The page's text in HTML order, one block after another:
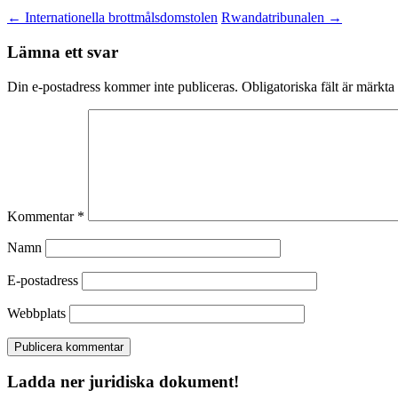
← Internationella brottmålsdomstolen Rwandatribunalen →
Lämna ett svar
Din e-postadress kommer inte publiceras. Obligatoriska fält är märkta
Kommentar *
Namn
E-postadress
Webbplats
Ladda ner juridiska dokument!